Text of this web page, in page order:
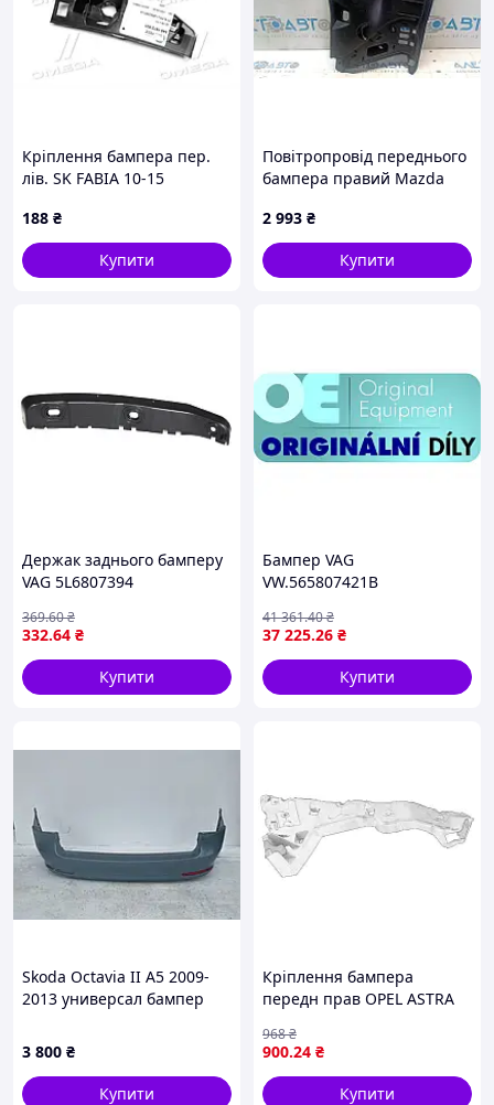
Кріплення бампера пер.
лів. SK FABIA 10-15
188 ₴
Купити
Повітропровід переднього
бампера правий Mazda
оригінал OEM KMV650A40
2 993 ₴
Купити
Держак заднього бамперу
VAG 5L6807394
332.64 ₴
369.60₴
Купити
Бампер VAG
VW.565807421B
37 225.26 ₴
41 361.40₴
Купити
Skoda Octavia II A5 2009-
2013 универсал бампер
3 800 ₴
Купити
Кріплення бампера
передн прав OPEL ASTRA
01.04-10.14 OE OPEL
24460284
900.24 ₴
968₴
Купити